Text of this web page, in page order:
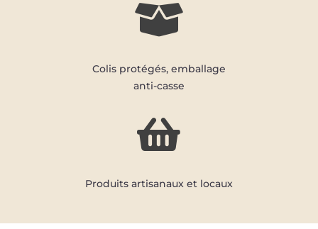

Colis protégés, emballage
anti-casse

Produits artisanaux et locaux